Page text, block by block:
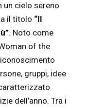
un cielo sereno
il titolo “Il
. Noto come
of the
gruppi, idee
dell’anno. Tra i